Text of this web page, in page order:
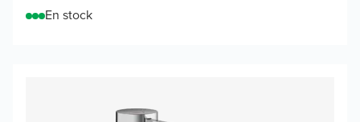
En stock